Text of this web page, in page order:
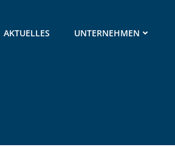
AKTUELLES UNTERNEHMEN